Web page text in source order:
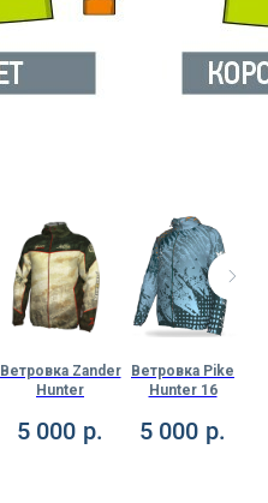
Ветровка Zander
Hunter
5 000 р.
Ветровка Pike
Hunter 16
5 000 р.